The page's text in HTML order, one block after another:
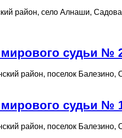
район, село Алнаши,
судьи №
район, поселок Балезино,
судьи №
район, поселок Балезино,